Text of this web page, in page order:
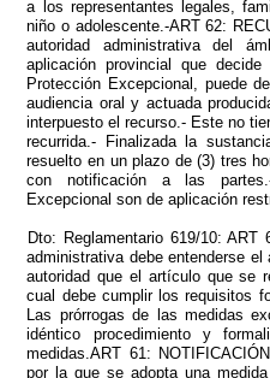
a los representantes legales,
niño o adolescente.-ART 62:
autoridad administrativa del
aplicación provincial que
Protección Excepcional, puede
audiencia oral y actuada
interpuesto el recurso.- Este no
recurrida.- Finalizada la
resuelto en un plazo de (3) tres
con notificación a las
Excepcional son de aplicación
Dto: Reglamentario 619/10: ART
administrativa debe entenderse
autoridad que el artículo que se
cual debe cumplir los requisitos
Las prórrogas de las medidas
idéntico procedimiento y
medidas.ART 61:
por la que se adopta una